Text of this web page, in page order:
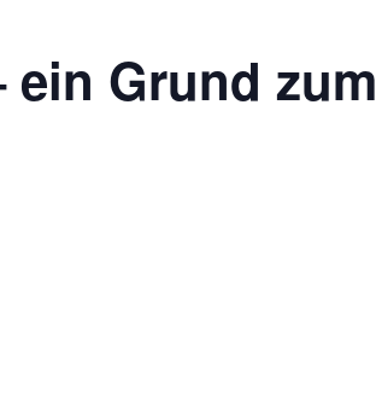
ein Grund zum